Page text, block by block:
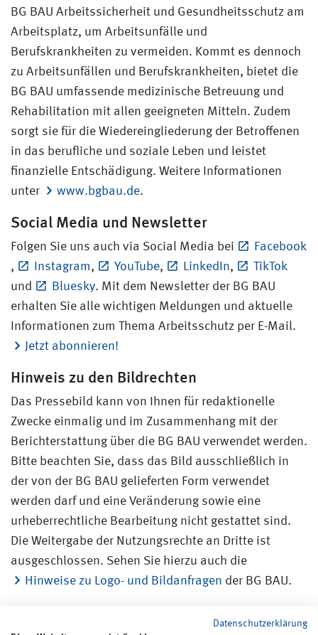
BG BAU Arbeitssicherheit und Gesundheitsschutz am
Arbeitsplatz, um Arbeitsunfälle und
Berufskrankheiten zu vermeiden. Kommt es dennoch
zu Arbeitsunfällen und Berufskrankheiten, bietet die
BG BAU umfassende medizinische Betreuung und
Rehabilitation mit allen geeigneten Mitteln. Zudem
sorgt sie für die Wiedereingliederung der Betroffenen
in das berufliche und soziale Leben und leistet
finanzielle Entschädigung. Weitere Informationen
unter
www.bgbau.de.
Social Media und Newsletter
Folgen Sie uns auch via Social Media bei
Facebook
,
Instagram, YouTube, LinkedIn,
TikTok
und
Bluesky. Mit dem Newsletter der BG BAU
erhalten Sie alle wichtigen Meldungen und aktuelle
Informationen zum Thema Arbeitsschutz per E-Mail.
Jetzt abonnieren!
Hinweis zu den Bildrechten
Das Pressebild kann von Ihnen für redaktionelle
Zwecke einmalig und im Zusammenhang mit der
Berichterstattung über die BG BAU verwendet werden.
Bitte beachten Sie, dass das Bild ausschließlich in
der von der BG BAU gelieferten Form verwendet
werden darf und eine Veränderung sowie eine
urheberrechtliche Bearbeitung nicht gestattet sind.
Die Weitergabe der Nutzungsrechte an Dritte ist
ausgeschlossen. Sehen Sie hierzu auch die
Hinweise zu Logo- und Bildanfragen der BG BAU.
Datenschutzerklärung